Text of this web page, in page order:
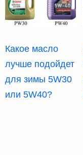
Какое масло
лучше подойдет
для зимы 5W30
или 5W40?